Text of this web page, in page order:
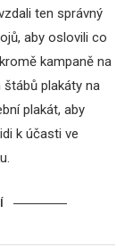
ten správný
aby oslovili co
kampaně na
plakáty na
plakát, aby
k účasti ve